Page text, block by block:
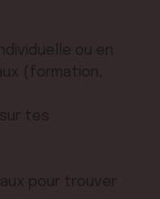
ou en
(formation,
tes
pour trouver